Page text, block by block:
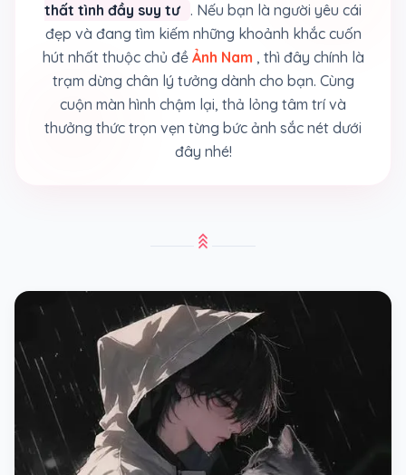
thất tình đầy suy tư . Nếu bạn là người yêu cái
đẹp và đang tìm kiếm những khoảnh khắc cuốn
hút nhất thuộc chủ đề Ảnh Nam , thì đây chính là
trạm dừng chân lý tưởng dành cho bạn. Cùng
cuộn màn hình chậm lại, thả lỏng tâm trí và
thưởng thức trọn vẹn từng bức ảnh sắc nét dưới
đây nhé!
stat_3